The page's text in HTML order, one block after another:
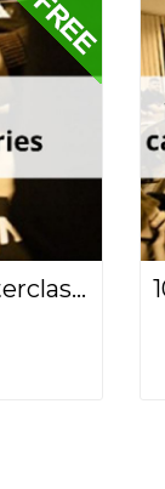
Creative Tips - Sports Masterclass Series